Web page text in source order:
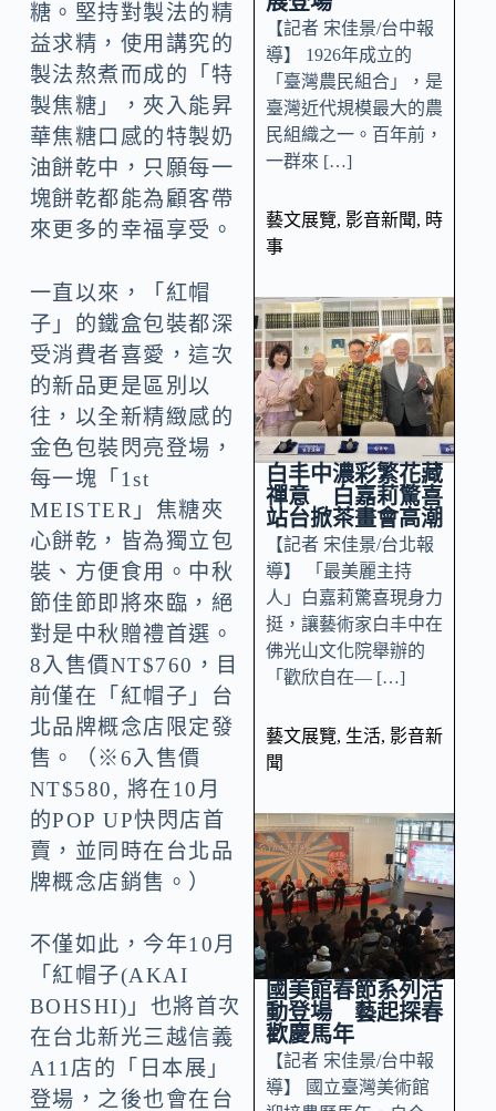
糖。堅持對製法的精
益求精，使用講究的
製法熬煮而成的「特
製焦糖」，夾入能昇
華焦糖口感的特製奶
油餅乾中，只願每一
塊餅乾都能為顧客帶
來更多的幸福享受。
一直以來，「紅帽
子」的鐵盒包裝都深
受消費者喜愛，這次
的新品更是區別以
往，以全新精緻感的
金色包裝閃亮登場，
每一塊「1st
MEISTER」焦糖夾
心餅乾，皆為獨立包
裝、方便食用。中秋
節佳節即將來臨，絕
對是中秋贈禮首選。
8入售價NT$760，目
前僅在「紅帽子」台
北品牌概念店限定發
售。（※6入售價
NT$580, 將在10月
的POP UP快閃店首
賣，並同時在台北品
牌概念店銷售。）
不僅如此，今年10月
「紅帽子(AKAI
BOHSHI)」也將首次
在台北新光三越信義
A11店的「日本展」
登場，之後也會在台
【記者 宋佳景/台中報
導】 1926年成立的
「臺灣農民組合」，是
臺灣近代規模最大的農
民組織之一。百年前，
一群來 […]
藝文展覽, 影音新聞, 時
事
白丰中濃彩繁花藏
禪意 白嘉莉驚喜
站台掀茶畫會高潮
【記者 宋佳景/台北報
導】 「最美麗主持
人」白嘉莉驚喜現身力
挺，讓藝術家白丰中在
佛光山文化院舉辦的
「歡欣自在— […]
藝文展覽, 生活, 影音新
聞
國美館春節系列活
動登場 藝起探春
歡慶馬年
【記者 宋佳景/台中報
導】 國立臺灣美術館